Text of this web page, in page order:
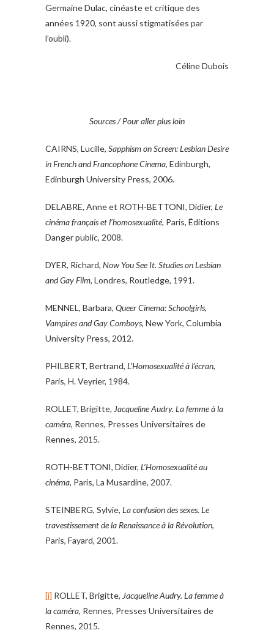
Germaine Dulac, cinéaste et critique des
années 1920, sont aussi stigmatisées par
l’oubli).
Céline Dubois
Sources / Pour aller plus loin
CAIRNS, Lucille, Sapphism on Screen: Lesbian Desire
in French and Francophone Cinema, Edinburgh,
Edinburgh University Press, 2006.
DELABRE, Anne et ROTH-BETTONI, Didier, Le
cinéma français et l’homosexualité, Paris, Éditions
Danger public, 2008.
DYER, Richard, Now You See It. Studies on Lesbian
and Gay Film, Londres, Routledge, 1991.
MENNEL, Barbara, Queer Cinema: Schoolgirls,
Vampires and Gay Comboys, New York, Columbia
University Press, 2012.
PHILBERT, Bertrand, L’Homosexualité à l’écran,
Paris, H. Veyrier, 1984.
ROLLET, Brigitte, Jacqueline Audry. La femme à la
caméra, Rennes, Presses Universitaires de
Rennes, 2015.
ROTH-BETTONI, Didier, L’Homosexualité au
cinéma, Paris, La Musardine, 2007.
STEINBERG, Sylvie, La confusion des sexes. Le
travestissement de la Renaissance à la Révolution,
Paris, Fayard, 2001.
[i] ROLLET, Brigitte, Jacqueline Audry. La femme à
la caméra, Rennes, Presses Universitaires de
Rennes, 2015.